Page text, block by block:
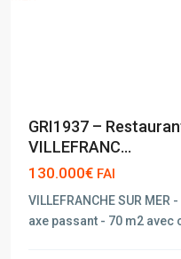
GRI1937 –
VILLEFRANC...
130.000€ FAI
VILLEFRANCHE SUR MER
axe passant - 70 m2 avec